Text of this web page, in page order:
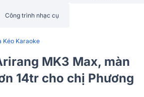
Công trình nhạc cụ
Kéo Karaoke
MK3 Max, màn
14tr cho chị Phương